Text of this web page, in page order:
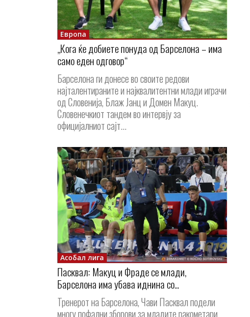
Европа
„Кога ќе добиете понуда од Барселона – има
само еден одговор“
Барселона ги донесе во своите редови
најталентираните и најквалитентни млади играчи
од Словенија, Блаж Јанц и Домен Макуц.
Словенечкиот тандем во интервју за
официјалниот сајт...
Асобал лига
Пасквал: Макуц и Фраде се млади,
Барселона има убава иднина со...
Тренерот на Барселона, Чави Пасквал подели
многу пофални зборови за младите ракометари